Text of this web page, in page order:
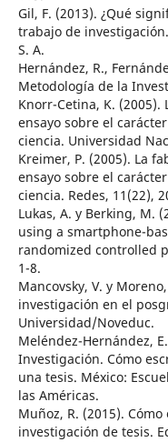
Gil, F. (2013). ¿Qué
trabajo de
S. A.
Hernández, R.,
Metodología de la
Knorr-Cetina, K.
ensayo sobre el
ciencia. Universidad
Kreimer, P. (2005). La
ensayo sobre el
ciencia. Redes, 11(22),
Lukas, A. y Berking, M.
using a smartphone-
randomized controlled
1-8.
Mancovsky, V. y
investigación en el
Universidad/Noveduc.
Meléndez-Hernández,
Investigación. Cómo
una tesis. México:
las Américas.
Muñoz, R. (2015).
investigación de tesis.